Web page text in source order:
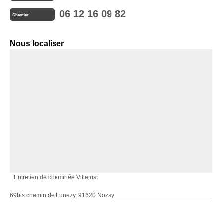
Chantier 06 12 16 09 82
Nous localiser
Entretien de cheminée Villejust
69bis chemin de Lunezy, 91620 Nozay